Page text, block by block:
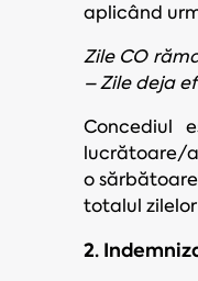
aplicând
Zile CO
– Zile deja
Concediul
lucrătoare/
o
totalul
2.